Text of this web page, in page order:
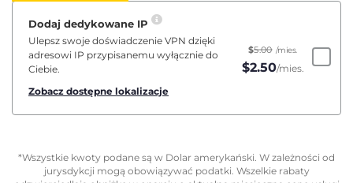
Dodaj dedykowane IP
Ulepsz swoje doświadczenie VPN dzięki
adresowi IP przypisanemu wyłącznie do
Ciebie.
Zobacz dostępne lokalizacje
$5.00 /mies.
$2.50/mies.
*Wszystkie kwoty podane są w Dolar amerykański. W zależności od
jurysdykcji mogą obowiązywać podatki. Wszelkie rabaty